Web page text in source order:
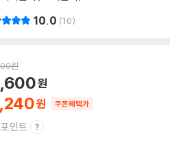
10.0 10
원
쿠폰혜택가
인트